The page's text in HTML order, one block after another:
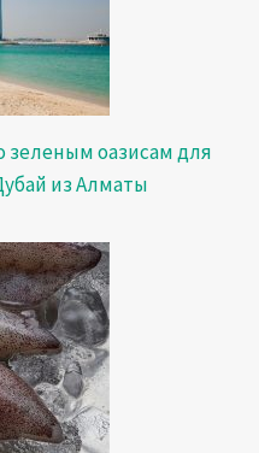
зеленым оазисам для
из Алматы